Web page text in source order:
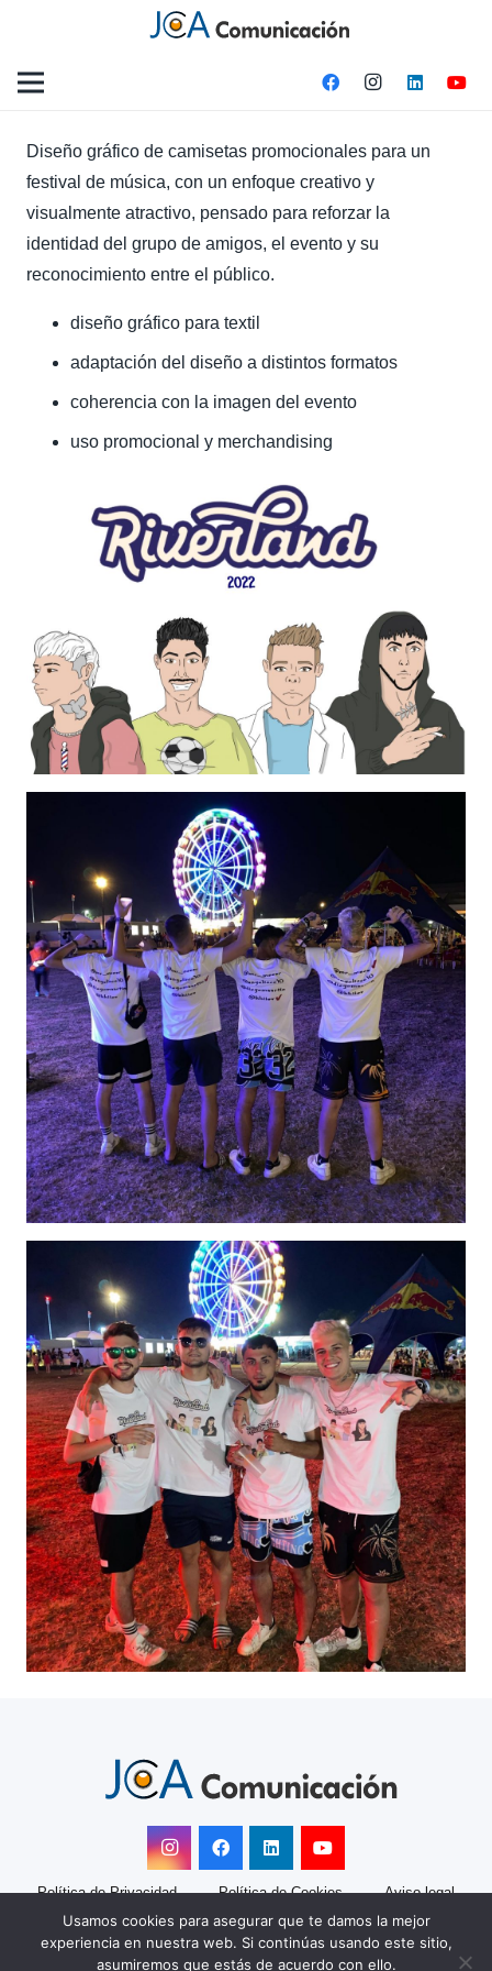
Diseño gráfico de camisetas promocionales para un
festival de música, con un enfoque creativo y
visualmente atractivo, pensado para reforzar la
identidad del grupo de amigos, el evento y su
reconocimiento entre el público.
diseño gráfico para textil
adaptación del diseño a distintos formatos
coherencia con la imagen del evento
uso promocional y merchandising
Política de Privacidad Política de Cookies Aviso legal
JCA Comunicación
Marketing y comunicación para empresas desde 2008
Usamos cookies para asegurar que te damos la mejor
experiencia en nuestra web. Si continúas usando este sitio,
asumiremos que estás de acuerdo con ello.